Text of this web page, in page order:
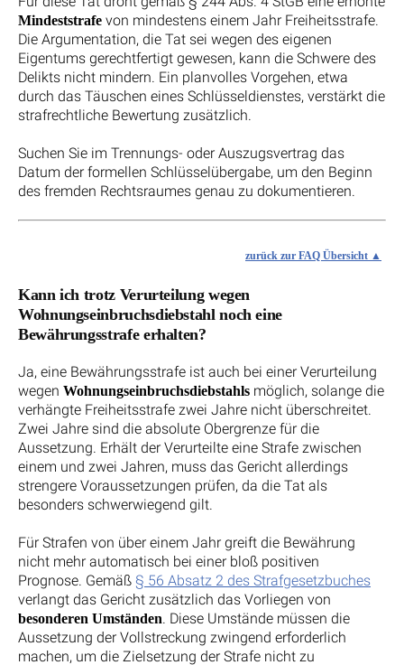
Mindeststrafe von mindestens einem Jahr Freiheitsstrafe.
Die Argumentation, die Tat sei wegen des eigenen
Eigentums gerechtfertigt gewesen, kann die Schwere des
Delikts nicht mindern. Ein planvolles Vorgehen, etwa
durch das Täuschen eines Schlüsseldienstes, verstärkt die
strafrechtliche Bewertung zusätzlich.
Suchen Sie im Trennungs- oder Auszugsvertrag das
Datum der formellen Schlüsselübergabe, um den Beginn
des fremden Rechtsraumes genau zu dokumentieren.
zurück zur FAQ Übersicht
Kann ich trotz Verurteilung wegen
Wohnungseinbruchsdiebstahl noch eine
Bewährungsstrafe erhalten?
Ja, eine Bewährungsstrafe ist auch bei einer Verurteilung
wegen Wohnungseinbruchsdiebstahls möglich, solange die
verhängte Freiheitsstrafe zwei Jahre nicht überschreitet.
Zwei Jahre sind die absolute Obergrenze für die
Aussetzung. Erhält der Verurteilte eine Strafe zwischen
einem und zwei Jahren, muss das Gericht allerdings
strengere Voraussetzungen prüfen, da die Tat als
besonders schwerwiegend gilt.
Für Strafen von über einem Jahr greift die Bewährung
nicht mehr automatisch bei einer bloß positiven
Prognose. Gemäß § 56 Absatz 2 des Strafgesetzbuches
verlangt das Gericht zusätzlich das Vorliegen von
besonderen Umständen. Diese Umstände müssen die
Aussetzung der Vollstreckung zwingend erforderlich
machen, um die Zielsetzung der Strafe nicht zu